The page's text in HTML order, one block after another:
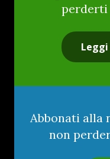
Abbonati alla
non